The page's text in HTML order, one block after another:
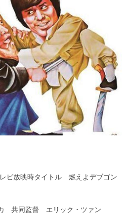
放映時タイトル 燃えよデブゴン
共同監督 エリック・ツァン